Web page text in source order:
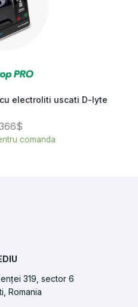
electroliti uscati D-lyte
comanda
319, sector 6
Romania